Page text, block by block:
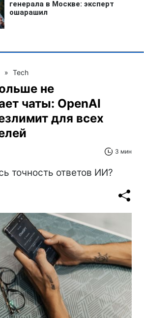
» Tech
не
чаты: OpenAI
для всех
3 мин
точность ответов ИИ?